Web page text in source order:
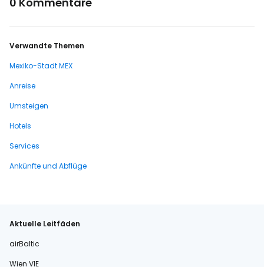
Verwandte Themen
Mexiko-Stadt MEX
Anreise
Umsteigen
Hotels
Services
Ankünfte und Abflüge
Aktuelle Leitfäden
airBaltic
Wien VIE